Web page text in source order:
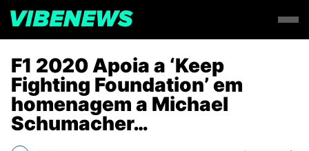
F1 2020 Apoia a ‘Keep
Fighting Foundation’ em
homenagem a Michael
Schumacher…